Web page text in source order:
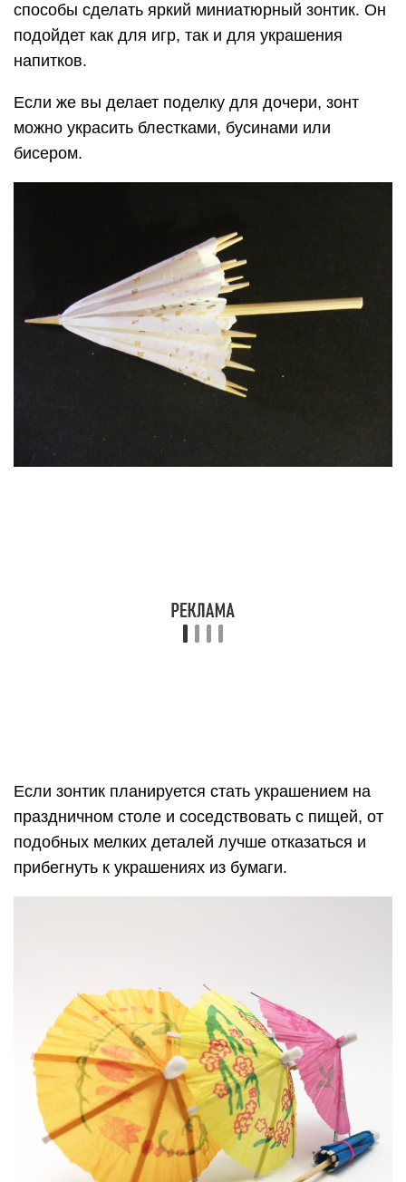
способы сделать яркий миниатюрный зонтик. Он
подойдет как для игр, так и для украшения
напитков.
Если же вы делает поделку для дочери, зонт
можно украсить блестками, бусинами или
бисером.
Если зонтик планируется стать украшением на
праздничном столе и соседствовать с пищей, от
подобных мелких деталей лучше отказаться и
прибегнуть к украшениях из бумаги.